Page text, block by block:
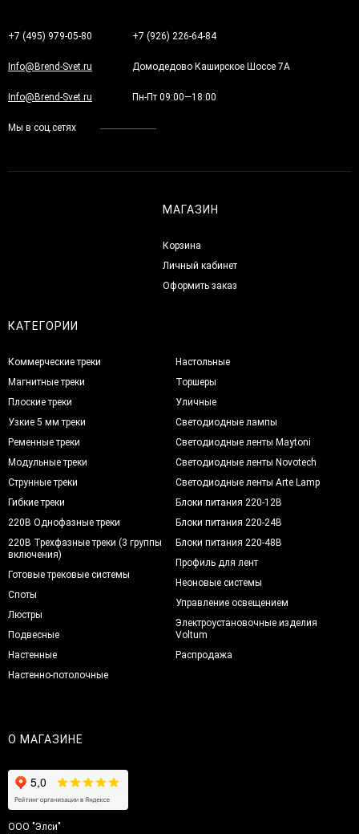
+7 (495) 979-05-80 +7 (926) 226-64-84
Info@Brend-Svet.ru Домодедово Каширское Шоссе 7А
Info@Brend-Svet.ru Пн-Пт 09:00—18:00
Мы в соц.сетях
МАГАЗИН
Корзина
Личный кабинет
Оформить заказ
КАТЕГОРИИ
Коммерческие треки
Магнитные треки
Плоские треки
Узкие 5 мм треки
Ременные треки
Модульные треки
Струнные треки
Гибкие треки
220В Однофазные треки
220В Трехфазные треки (3 группы
включения)
Готовые трековые системы
Споты
Люстры
Подвесные
Настенные
Настенно-потолочные
Настольные
Торшеры
Уличные
Светодиодные лампы
Светодиодные ленты Maytoni
Светодиодные ленты Novotech
Светодиодные ленты Arte Lamp
Блоки питания 220-12В
Блоки питания 220-24В
Блоки питания 220-48В
Профиль для лент
Неоновые системы
Управление освещением
Электроустановочные изделия
Voltum
Распродажа
О МАГАЗИНЕ
ООО "Элси"